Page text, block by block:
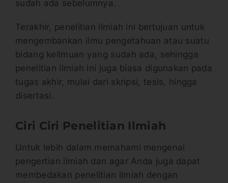
sudah ada sebelumnya.
Terakhir, penelitian ilmiah ini bertujuan untuk
mengembankan ilmu pengetahuan atau suatu
bidang keilmuan yang sudah ada, sehingga
penelitian ilmiah ini juga biasa digunakan pada
tugas akhir, mulai dari skripsi, tesis, hingga
disertasi.
Ciri Ciri Penelitian Ilmiah
Untuk lebih dalam memahami mengenai
pengertian ilmiah dan agar Anda juga dapat
membedakan penelitian ilmiah dengan